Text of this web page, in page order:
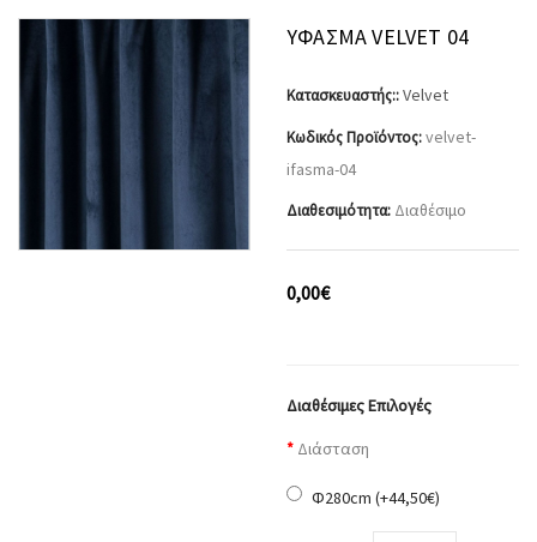
ΎΦΑΣΜΑ VELVET 04
Κατασκευαστής::Velvet
Κωδικός Προϊόντος:velvet-
ifasma-04
Διαθεσιμότητα: Διαθέσιμο
0,00€
Διαθέσιμες Επιλογές
Διάσταση
Φ280cm (+44,50€)